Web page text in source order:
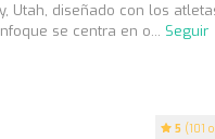
5 (101
Utah, diseñado con los
se centra en o... Seguir